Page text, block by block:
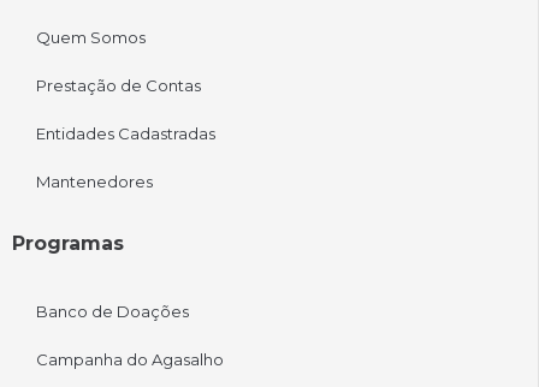
Quem Somos
Prestação de Contas
Entidades Cadastradas
Mantenedores
Programas
Banco de Doações
Campanha do Agasalho